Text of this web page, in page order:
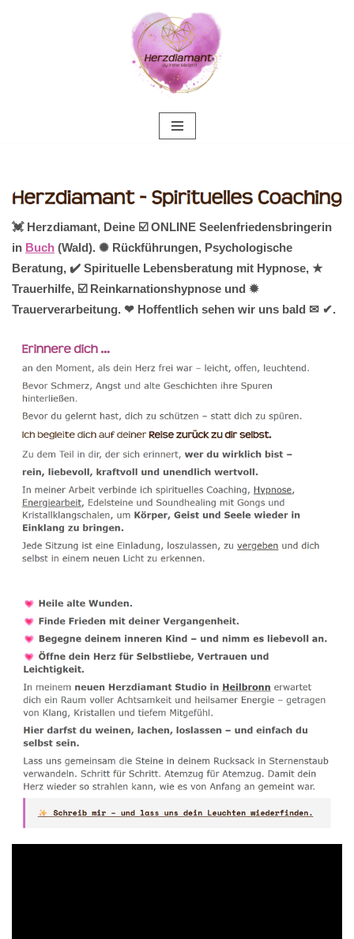
💓️ Herzdiamant, Deine ☑️ ONLINE Seelenfriedensbringerin
in Buch (Wald). ✺ Rückführungen, Psychologische
Beratung, ✔️ Spirituelle Lebensberatung mit Hypnose, ★
Trauerhilfe, ☑️ Reinkarnationshypnose und ✹
Trauerverarbeitung. ❤ Hoffentlich sehen wir uns bald ✉ ✔.